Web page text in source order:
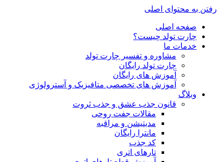
رفتن به محتوای اصلی
صفحه اصلی
چارت تولد چیست؟
خدمات ما
مشاوره و تفسیر چارت تولد
چارت تولد رایگان
آموزش های رایگان
آموزش های تخصصی متافیزیک و آسترولوژی
وبلاگ
قانون جذب عشق و جذب ثروت
مقالات جفت روحی
مدیتیشن و مراقبه
مانترا رایگان
کد جذب
تارهای اتری